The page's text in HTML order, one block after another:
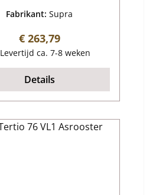
Fabrikant:Supra
Normale prijs:
€ 263,79
Levertijd ca. 7-8 weken
Details